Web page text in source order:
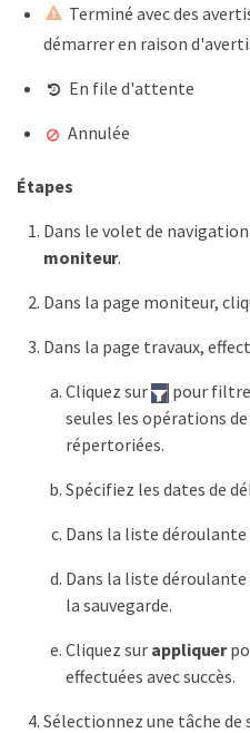
Terminé avec des
démarrer en raison
En file d'attente
Annulée
Étapes
Dans le volet de
moniteur.
Dans la page moniteur,
Dans la page travaux,
Cliquez sur
pour
seules les opérations
répertoriées.
Spécifiez les dates de
Dans la liste déroulante
Dans la liste déroulante
la sauvegarde.
Cliquez sur appliquer
effectuées avec succès.
Sélectionnez une tâche de